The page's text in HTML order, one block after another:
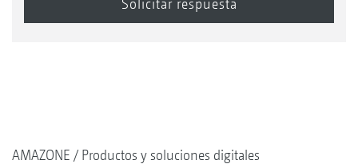
AMAZONE
Productos y soluciones digitales